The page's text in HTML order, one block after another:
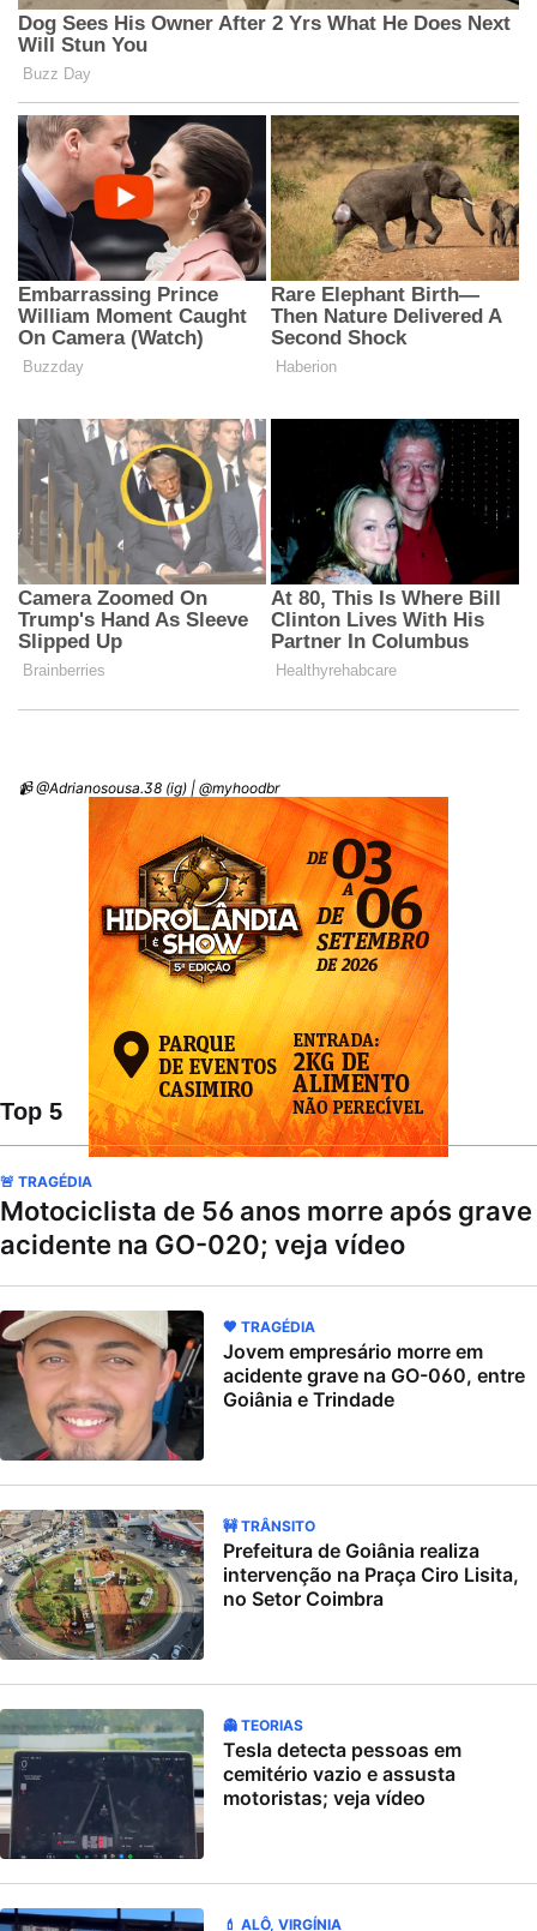
📹 @Adrianosousa.38 (ig) | @myhoodbr
Top 5
🚨 TRAGÉDIA
Motociclista de 56 anos morre após grave
acidente na GO-020; veja vídeo
🖤 TRAGÉDIA
Jovem empresário morre em
acidente grave na GO-060, entre
Goiânia e Trindade
🚧 TRÂNSITO
Prefeitura de Goiânia realiza
intervenção na Praça Ciro Lisita,
no Setor Coimbra
👻 TEORIAS
Tesla detecta pessoas em
cemitério vazio e assusta
motoristas; veja vídeo
💄 ALÔ, VIRGÍNIA